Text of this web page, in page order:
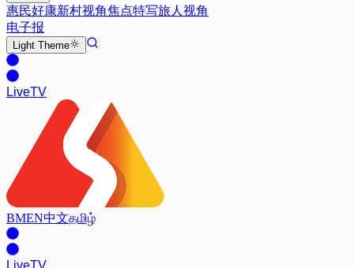
惠民好康新村视角焦点特写旅人视角
电子报
Light Theme
LiveTV
BMEN中文தமிழ்
LiveTV